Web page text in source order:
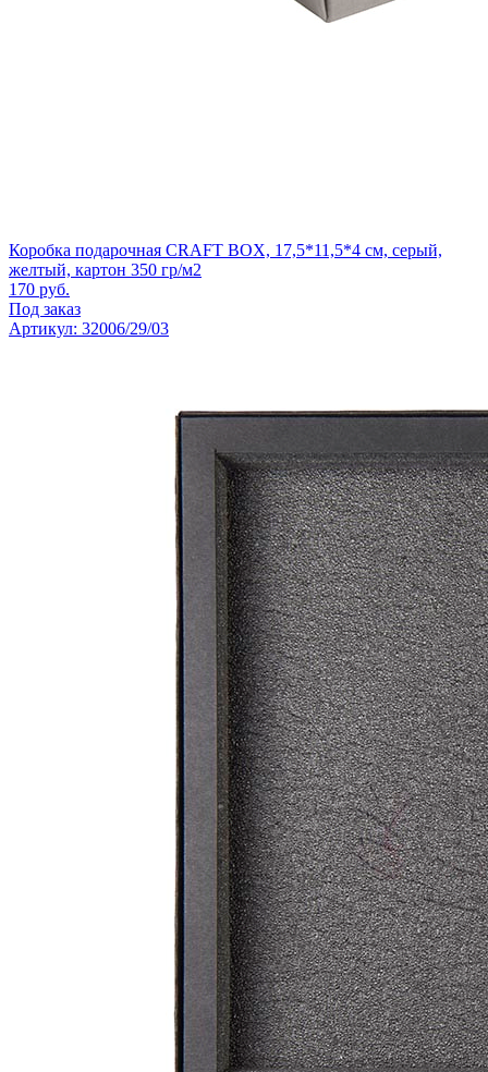
Коробка подарочная CRAFT BOX, 17,5*11,5*4 см, серый,
желтый, картон 350 гр/м2
170 руб.
Под заказ
Артикул: 32006/29/03